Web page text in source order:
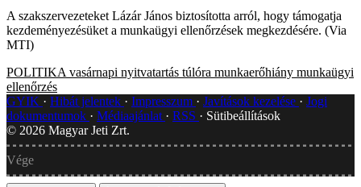
A szakszervezeteket Lázár János biztosította arról, hogy támogatja
kezdeményezésüket a munkaügyi ellenőrzések megkezdésére. (Via
MTI)
POLITIKA vasárnapi nyitvatartás túlóra munkaerőhiány munkaügyi
ellenőrzés
GYIK
Hibát jelentek Impresszum Javítások kezelése
Jogi
dokumentumok
Médiaajánlat RSS
Sütibeállítások
© 2026 Magyar Jeti Zrt.
Vége